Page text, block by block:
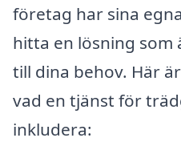
företag har sina
hitta en lösning som
till dina behov. Här
vad en tjänst för
inkludera: